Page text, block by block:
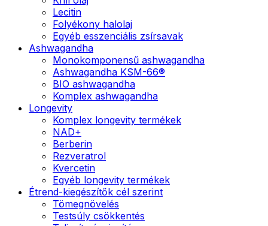
Lecitin
Folyékony halolaj
Egyéb esszenciális zsírsavak
Ashwagandha
Monokomponensű ashwagandha
Ashwagandha KSM-66®
BIO ashwagandha
Komplex ashwagandha
Longevity
Komplex longevity termékek
NAD+
Berberin
Rezveratrol
Kvercetin
Egyéb longevity termékek
Étrend-kiegészítők cél szerint
Tömegnövelés
Testsúly csökkentés